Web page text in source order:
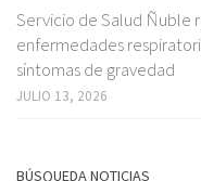
Servicio de Salud Ñuble
enfermedades
síntomas de gravedad
JULIO 13, 2026
BÚSQUEDA NOTICIAS